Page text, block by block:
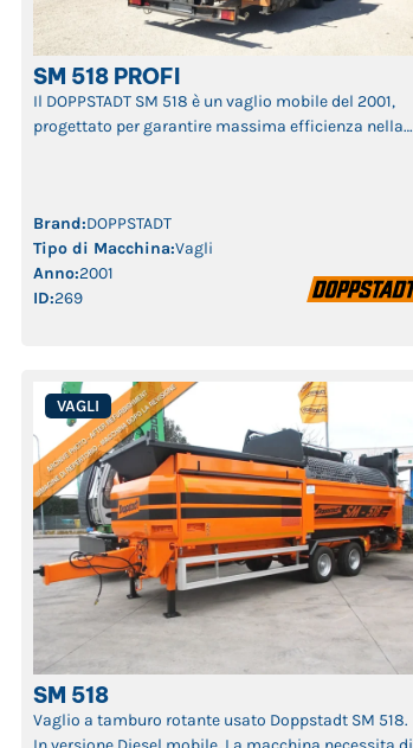
SM 518 PROFI
Il DOPPSTADT SM 518 è un vaglio mobile del 2001,
progettato per garantire massima efficienza nella
settori del riciclaggio, del compostaggio e della
gestione dei rifiuti. Robusto, affidabile e versatile, il
SM 518 è ideale […]
Brand:DOPPSTADT
Tipo di Macchina:Vagli
Anno:2001
ID:269
VAGLI
SM 518
Vaglio a tamburo rotante usato Doppstadt SM 518.